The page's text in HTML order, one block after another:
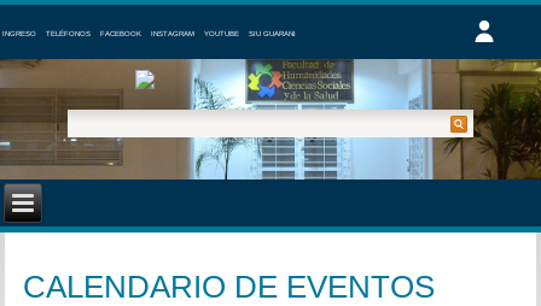
INGRESO TELÉFONOS FACEBOOK INSTAGRAM YOUTUBE SIU GUARANI
CALENDARIO DE EVENTOS